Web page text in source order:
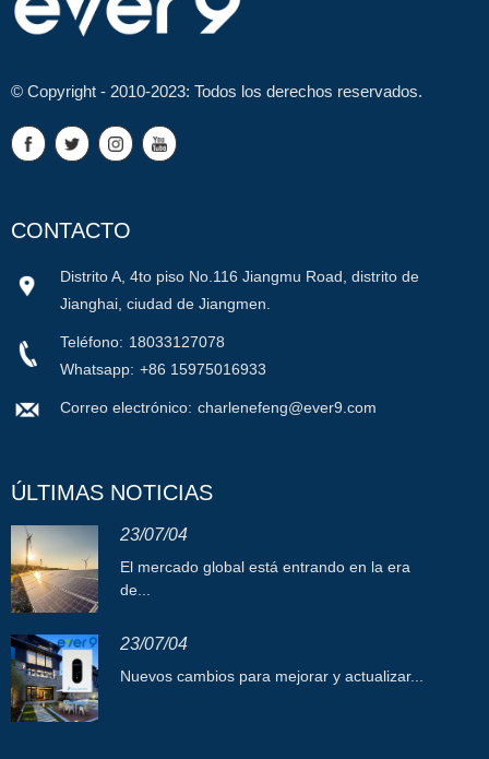
© Copyright - 2010-2023: Todos los derechos reservados.
CONTACTO
Distrito A, 4to piso No.116 Jiangmu Road, distrito de
Jianghai, ciudad de Jiangmen.
Teléfono: 18033127078
Whatsapp: +86 15975016933
Correo electrónico: charlenefeng@ever9.com
ÚLTIMAS NOTICIAS
23/07/04
El mercado global está entrando en la era
de...
23/07/04
Nuevos cambios para mejorar y actualizar...